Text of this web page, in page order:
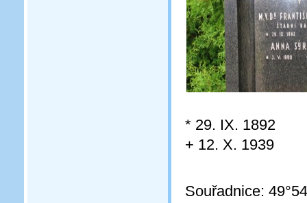
* 29. IX. 1892
+ 12. X. 1939
Souřadnice: